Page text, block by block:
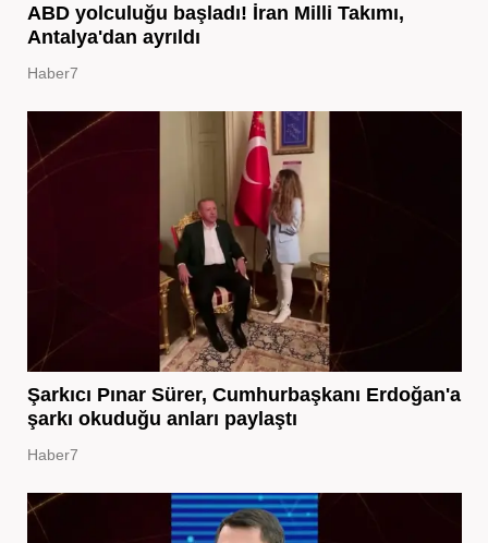
ABD yolculuğu başladı! İran Milli Takımı,
Antalya'dan ayrıldı
Haber7
Şarkıcı Pınar Sürer, Cumhurbaşkanı Erdoğan'a
şarkı okuduğu anları paylaştı
Haber7